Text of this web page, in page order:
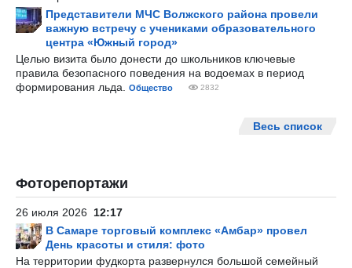
Представители МЧС Волжского района провели
важную встречу с учениками образовательного
центра «Южный город»
Целью визита было донести до школьников ключевые
правила безопасного поведения на водоемах в период
формирования льда.
Общество 2832
Весь список
Фоторепортажи
26 июля 2026 12:17
В Самаре торговый комплекс «Амбар» провел
День красоты и стиля: фото
На территории фудкорта развернулся большой семейный